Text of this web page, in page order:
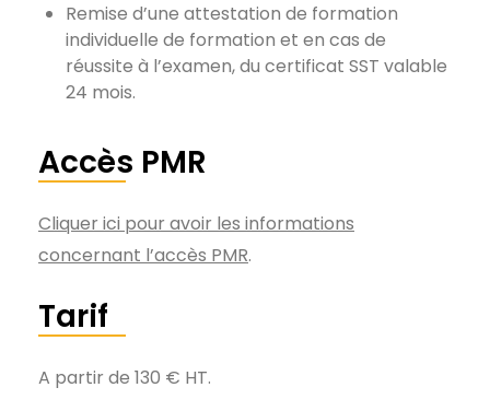
Remise d’une attestation de formation
individuelle de formation et en cas de
réussite à l’examen, du certificat SST valable
24 mois.
Accès PMR
Cliquer ici pour avoir les informations
concernant l’accès PMR.
Tarif
A partir de 130 € HT.